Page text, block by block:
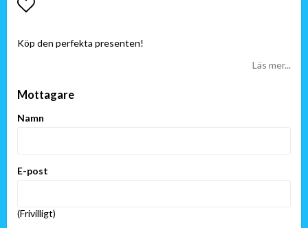
Köp den perfekta presenten!
Läs mer...
Mottagare
Namn
E-post
(Frivilligt)